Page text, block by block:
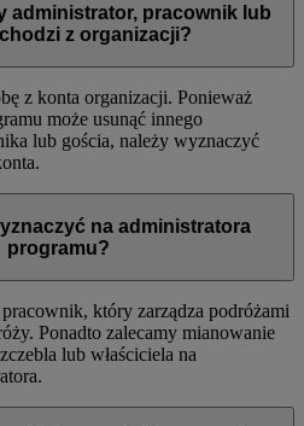
administrator, pracownik lub
z organizacji?
z konta organizacji. Ponieważ
może usunąć innego
lub gościa, należy wyznaczyć
na administratora
programu?
który zarządza podróżami
Ponadto zalecamy mianowanie
lub właściciela na